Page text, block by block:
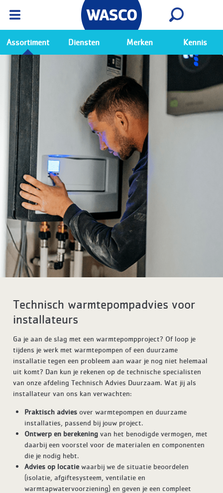
Ga naar de Wasco app
Bekijk
Assortiment Diensten Merken Kennis
Technisch warmtepompadvies voor
installateurs
Ga je aan de slag met een warmtepompproject? Of loop je
tijdens je werk met warmtepompen of een duurzame
installatie tegen een probleem aan waar je nog niet helemaal
uit komt? Dan kun je rekenen op de technische specialisten
van onze afdeling Technisch Advies Duurzaam. Wat jij als
installateur van ons kan verwachten:
Praktisch adviesover warmtepompen en duurzame
installaties, passend bij jouw project.
Ontwerp en berekeningvan het benodigde vermogen, met
daarbij een voorstel voor de materialen en componenten
die je nodig hebt.
Advies op locatiewaarbij we de situatie beoordelen
(isolatie, afgiftesysteem, ventilatie en
warmtapwatervoorziening) en geven je een compleet